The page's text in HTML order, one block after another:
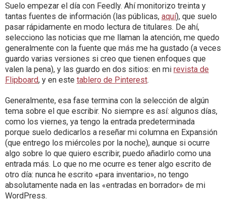
Suelo empezar el día con Feedly. Ahí monitorizo treinta y
tantas fuentes de información (las públicas, aquí), que suelo
pasar rápidamente en modo lectura de titulares. De ahí,
selecciono las noticias que me llaman la atención, me quedo
generalmente con la fuente que más me ha gustado (a veces
guardo varias versiones si creo que tienen enfoques que
valen la pena), y las guardo en dos sitios: en mi revista de
Flipboard, y en este tablero de Pinterest.
Generalmente, esa fase termina con la selección de algún
tema sobre el que escribir. No siempre es así: algunos días,
como los viernes, ya tengo la entrada predeterminada
porque suelo dedicarlos a reseñar mi columna en Expansión
(que entrego los miércoles por la noche), aunque si ocurre
algo sobre lo que quiero escribir, puedo añadirlo como una
entrada más. Lo que no me ocurre es tener algo escrito de
otro día: nunca he escrito «para inventario», no tengo
absolutamente nada en las «entradas en borrador» de mi
WordPress.